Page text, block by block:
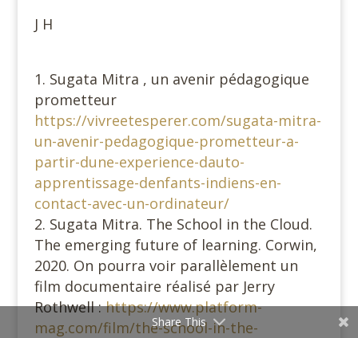
J H
Sugata Mitra , un avenir pédagogique
prometteur
https://vivreetesperer.com/sugata-mitra-
un-avenir-pedagogique-prometteur-a-
partir-dune-experience-dauto-
apprentissage-denfants-indiens-en-
contact-avec-un-ordinateur/
Sugata Mitra. The School in the Cloud.
The emerging future of learning. Corwin,
2020. On pourra voir parallèlement un
film documentaire réalisé par Jerry
Rothwell :https://www.platform-
mag.com/film/the-school-in-the-
Share This